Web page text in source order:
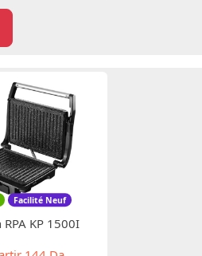
Facilité Neuf
RPA KP 1500I